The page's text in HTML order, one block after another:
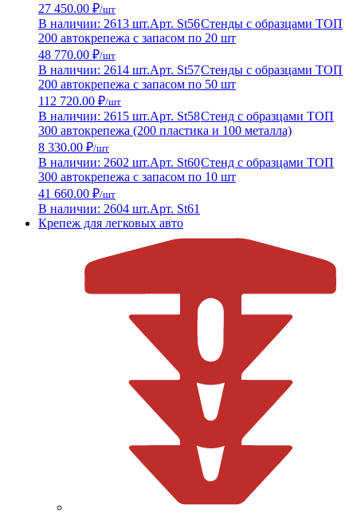
27 450.00 ₽/шт
В наличии: 2613 шт.Арт. St56Стенды с образцами ТОП
200 автокрепежа с запасом по 20 шт
48 770.00 ₽/шт
В наличии: 2614 шт.Арт. St57Стенды с образцами ТОП
200 автокрепежа с запасом по 50 шт
112 720.00 ₽/шт
В наличии: 2615 шт.Арт. St58Стенд с образцами ТОП
300 автокрепежа (200 пластика и 100 металла)
8 330.00 ₽/шт
В наличии: 2602 шт.Арт. St60Стенд с образцами ТОП
300 автокрепежа с запасом по 10 шт
41 660.00 ₽/шт
В наличии: 2604 шт.Арт. St61
Крепеж для легковых авто